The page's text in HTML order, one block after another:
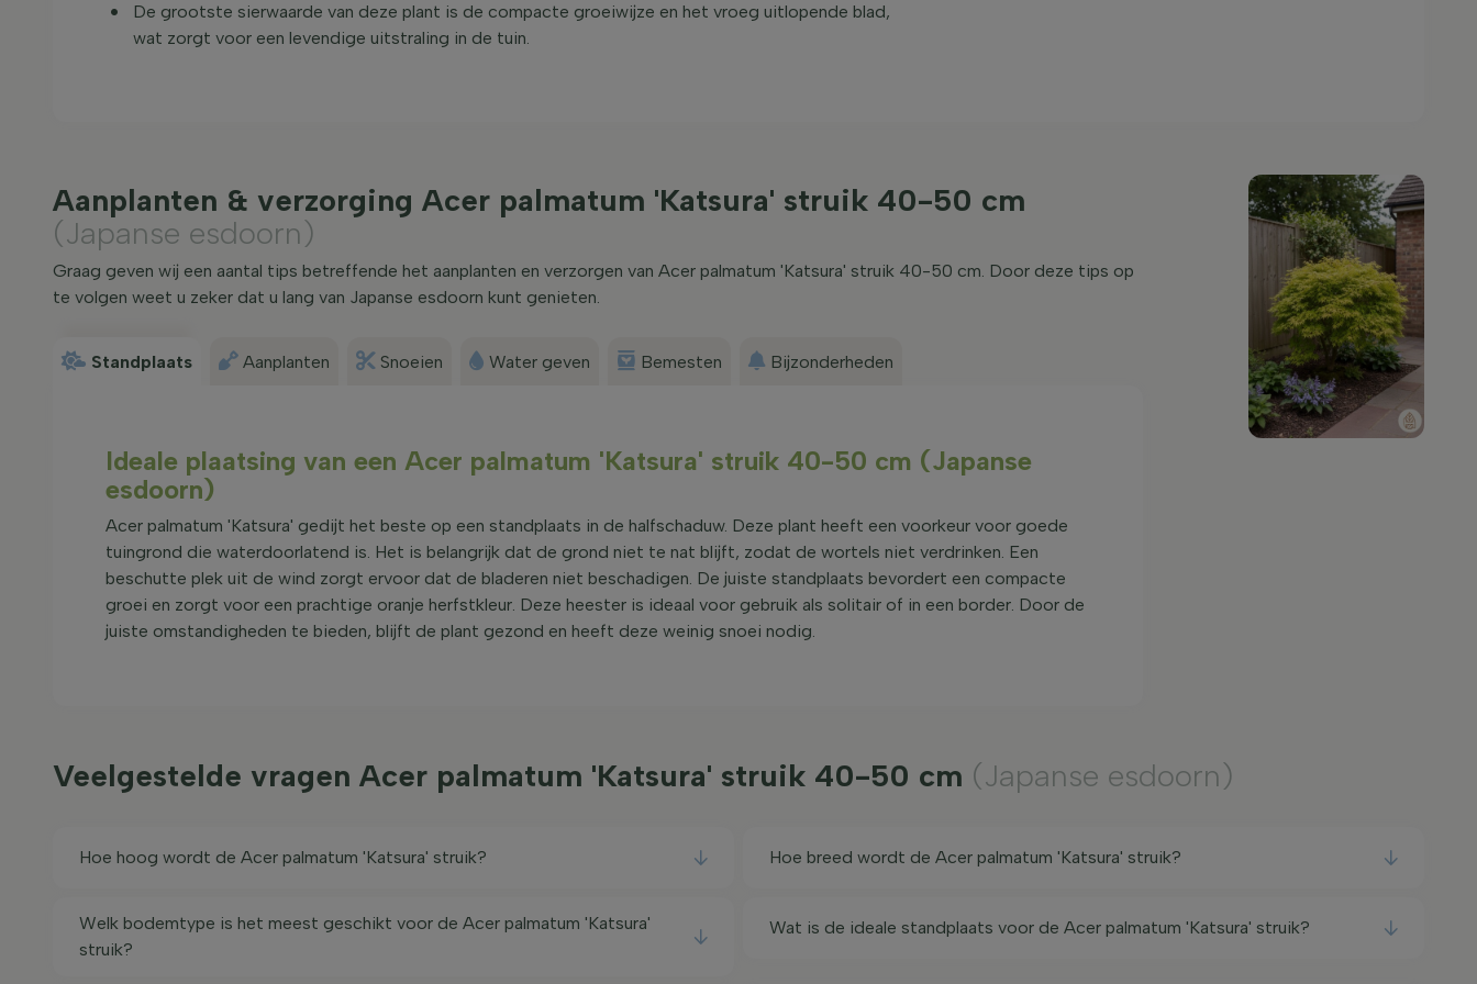
De grootste sierwaarde van deze plant is de compacte groeiwijze en het vroeg uitlopende blad,
wat zorgt voor een levendige uitstraling in de tuin.
Aanplanten & verzorging Acer palmatum 'Katsura' struik 40-50 cm
(Japanse esdoorn)
Graag geven wij een aantal tips betreffende het aanplanten en verzorgen van Acer palmatum 'Katsura' struik 40-50 cm. Door deze tips op
te volgen weet u zeker dat u lang van Japanse esdoorn kunt genieten.
Standplaats Aanplanten Snoeien Water geven Bemesten Bijzonderheden
Ideale plaatsing van een Acer palmatum 'Katsura' struik 40-50 cm (Japanse
esdoorn)
Acer palmatum 'Katsura' gedijt het beste op een standplaats in de halfschaduw. Deze plant heeft een voorkeur voor goede
tuingrond die waterdoorlatend is. Het is belangrijk dat de grond niet te nat blijft, zodat de wortels niet verdrinken. Een
beschutte plek uit de wind zorgt ervoor dat de bladeren niet beschadigen. De juiste standplaats bevordert een compacte
groei en zorgt voor een prachtige oranje herfstkleur. Deze heester is ideaal voor gebruik als solitair of in een border. Door de
juiste omstandigheden te bieden, blijft de plant gezond en heeft deze weinig snoei nodig.
Veelgestelde vragen Acer palmatum 'Katsura' struik 40-50 cm (Japanse esdoorn)
Hoe hoog wordt de Acer palmatum 'Katsura' struik? Hoe breed wordt de Acer palmatum 'Katsura' struik?
Welk bodemtype is het meest geschikt voor de Acer palmatum 'Katsura'
struik?
Wat is de ideale standplaats voor de Acer palmatum 'Katsura' struik?